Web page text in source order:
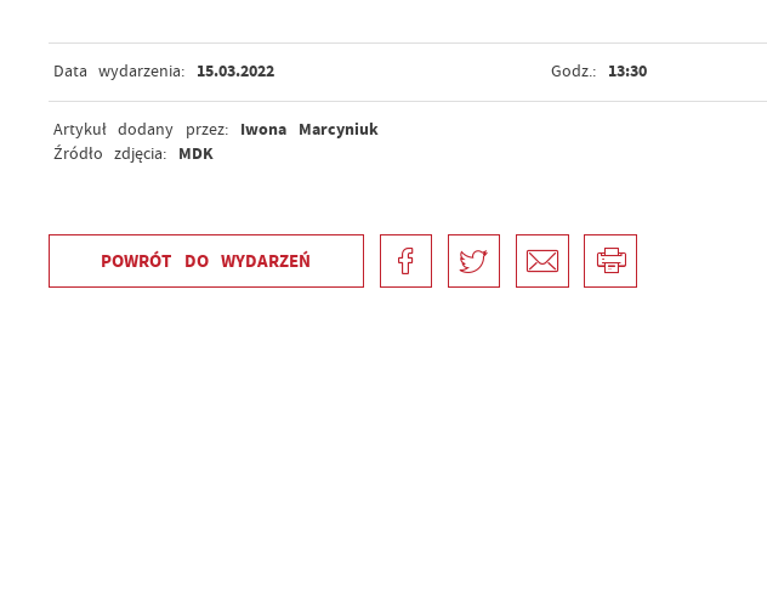
Data wydarzenia: 15.03.2022 Godz.: 13:30
Artykuł dodany przez: Iwona Marcyniuk
Źródło zdjęcia: MDK
POWRÓT DO WYDARZEŃ